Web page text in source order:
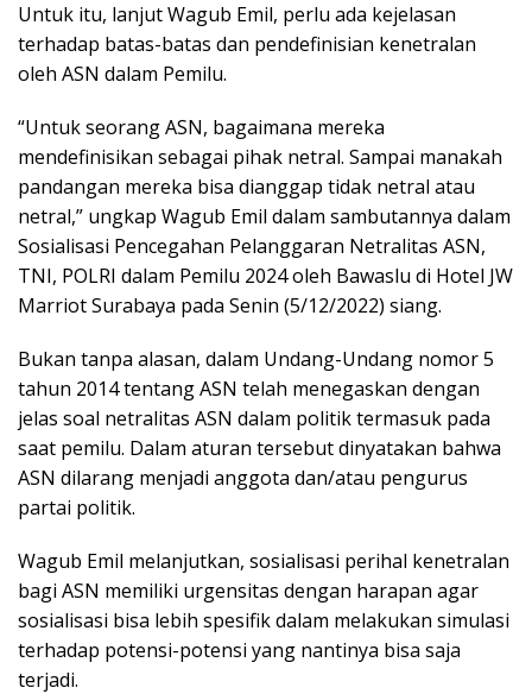
Untuk itu, lanjut Wagub Emil, perlu ada kejelasan
terhadap batas-batas dan pendefinisian kenetralan
oleh ASN dalam Pemilu.
“Untuk seorang ASN, bagaimana mereka
mendefinisikan sebagai pihak netral. Sampai manakah
pandangan mereka bisa dianggap tidak netral atau
netral,” ungkap Wagub Emil dalam sambutannya dalam
Sosialisasi Pencegahan Pelanggaran Netralitas ASN,
TNI, POLRI dalam Pemilu 2024 oleh Bawaslu di Hotel JW
Marriot Surabaya pada Senin (5/12/2022) siang.
Bukan tanpa alasan, dalam Undang-Undang nomor 5
tahun 2014 tentang ASN telah menegaskan dengan
jelas soal netralitas ASN dalam politik termasuk pada
saat pemilu. Dalam aturan tersebut dinyatakan bahwa
ASN dilarang menjadi anggota dan/atau pengurus
partai politik.
Wagub Emil melanjutkan, sosialisasi perihal kenetralan
bagi ASN memiliki urgensitas dengan harapan agar
sosialisasi bisa lebih spesifik dalam melakukan simulasi
terhadap potensi-potensi yang nantinya bisa saja
terjadi.